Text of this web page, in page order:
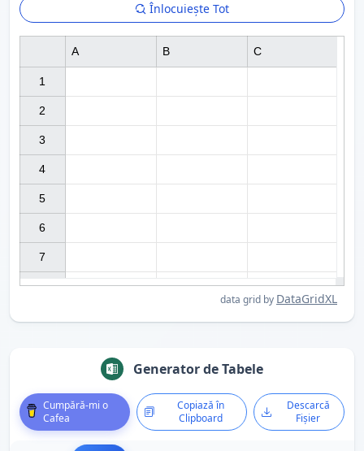
Înlocuiește Tot
data grid by DataGridXL
1
2
3
4
5
6
7
A B C
Generator de Tabele
Cumpără-mi o
Cafea
Copiază în
Clipboard
Descarcă
Fișier